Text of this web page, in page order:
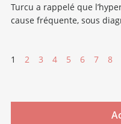
Turcu a rappelé que
cause fréquente, sous
1 2 3 4 5 6 7 8